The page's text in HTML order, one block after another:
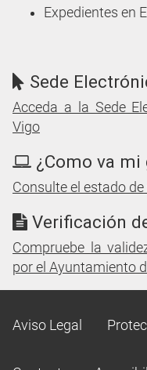
Expedientes en
Sede
Acceda a la Sede
Vigo
¿Como va mi
Consulte el estado
Verificación
Compruebe la
por el Ayuntamiento
Aviso Legal